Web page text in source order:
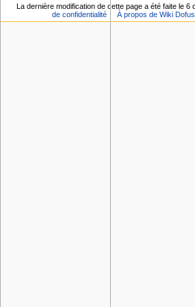
La dernière modification de cette page a été faite le 6
de confidentialité
À propos de Wiki Dofus